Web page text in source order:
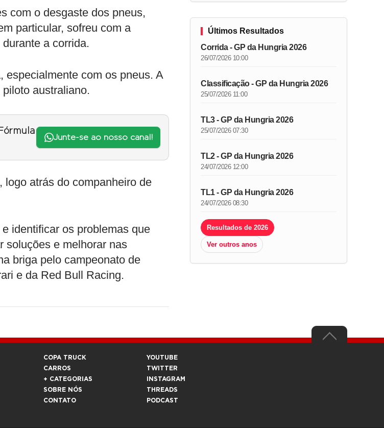
com o desgaste dos pneus,
particular, sofreu com a
a corrida.
especialmente com os pneus. A
australiano.
Junte-se ao nosso canal!
atrás do companheiro de
identificar os problemas que
soluções e melhorar nas
briga pelo campeonato de
e da Red Bull Racing.
Últimos Resultados
Corrida - GP da Hungria 2026
26/07/2026 10:00
Classificação - GP da Hungria 2026
25/07/2026 11:00
TL3 - GP da Hungria 2026
25/07/2026 07:30
TL2 - GP da Hungria 2026
24/07/2026 12:00
TL1 - GP da Hungria 2026
24/07/2026 08:30
Resultados de 2026
Ver outros anos
COPA TRUCK
CARROS
+ CATEGORIAS
SOBRE NÓS
CONTATO
YOUTUBE
TWITTER
INSTAGRAM
THREADS
PODCAST